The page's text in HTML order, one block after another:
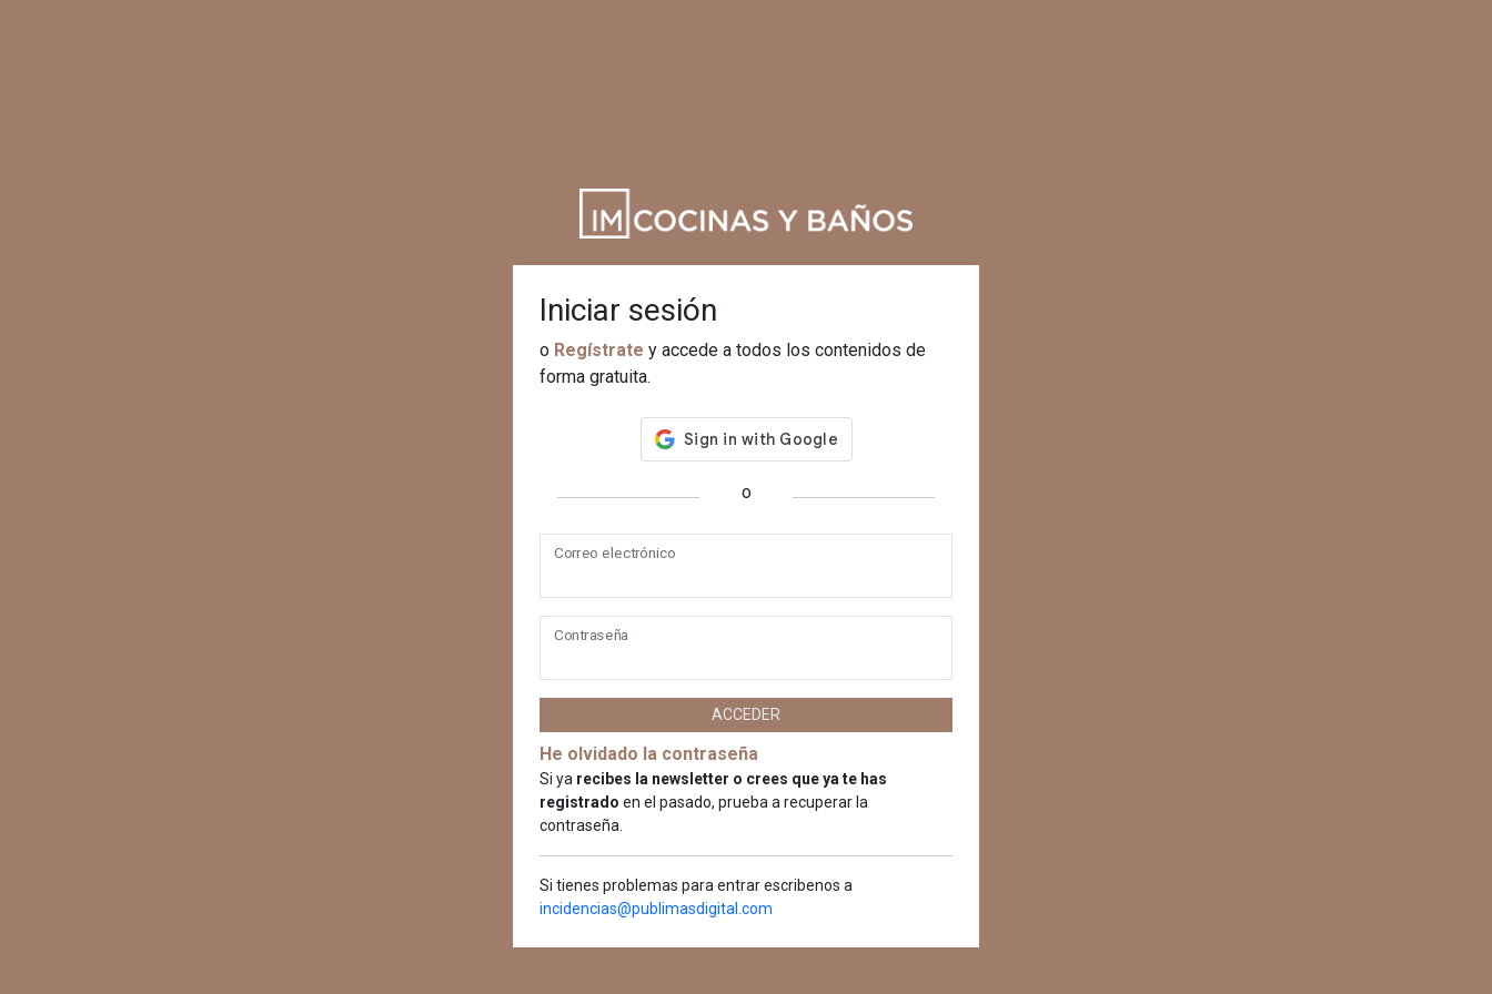
Iniciar sesión
o Regístrate y accede a todos los contenidos de
forma gratuita.
o
Correo electrónico
Contraseña
ACCEDER
He olvidado la contraseña
Si ya recibes la newsletter o crees que ya te has
registrado en el pasado, prueba a recuperar la
contraseña.
Si tienes problemas para entrar escribenos a
incidencias@publimasdigital.com